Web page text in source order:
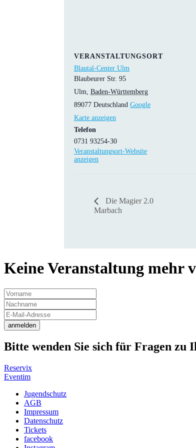
VERANSTALTUNGSORT
Blautal-Center Ulm
Blaubeurer Str. 95
Ulm, Baden-Württemberg
89077 Deutschland Google
Karte anzeigen
Telefon
0731 93254-30
Veranstaltungsort-Website
anzeigen
Die Magier 2.0
Marbach
Keine Veranstaltung mehr
anmelden
Bitte wenden Sie sich für Fragen zu
Reservix
Eventim
Jugendschutz
AGB
Impressum
Datenschutz
Tickets
facebook